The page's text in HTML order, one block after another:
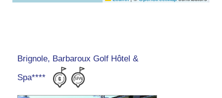
Brignole, Barbaroux Golf Hôtel &
Spa****